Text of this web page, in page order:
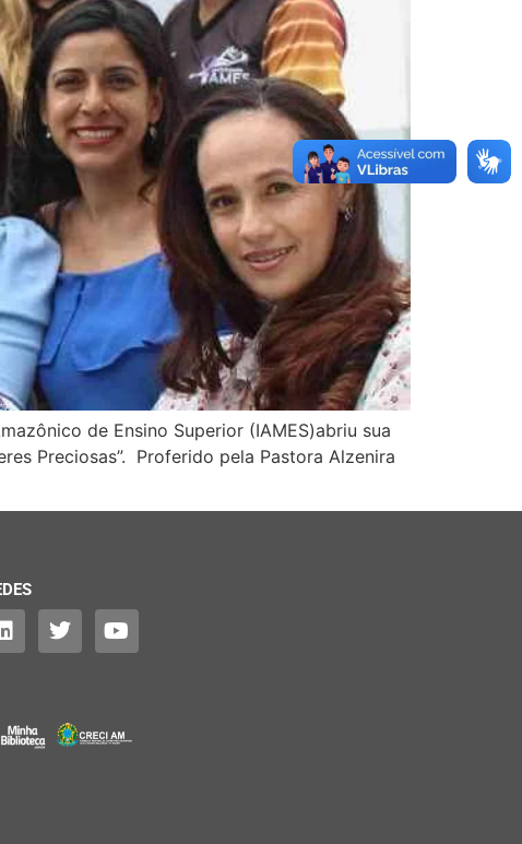
de Ensino Superior (IAMES)abriu sua
Preciosas”. Proferido pela Pastora Alzenira